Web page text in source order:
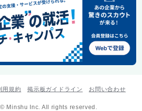
用規約 掲示板ガイドライン お問い合わせ
Minshu Inc. All rights reserved.